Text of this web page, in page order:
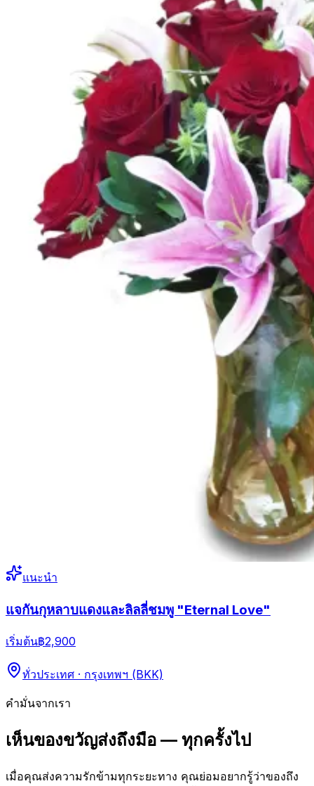
แนะนำ
แจกันกุหลาบแดงและลิลลี่ชมพู "Eternal Love"
เริ่มต้น฿2,900
ทั่วประเทศ · กรุงเทพฯ (BKK)
คำมั่นจากเรา
เห็นของขวัญส่งถึงมือ — ทุกครั้งไป
เมื่อคุณส่งความรักข้ามทุกระยะทาง คุณย่อมอยากรู้ว่าของถึง